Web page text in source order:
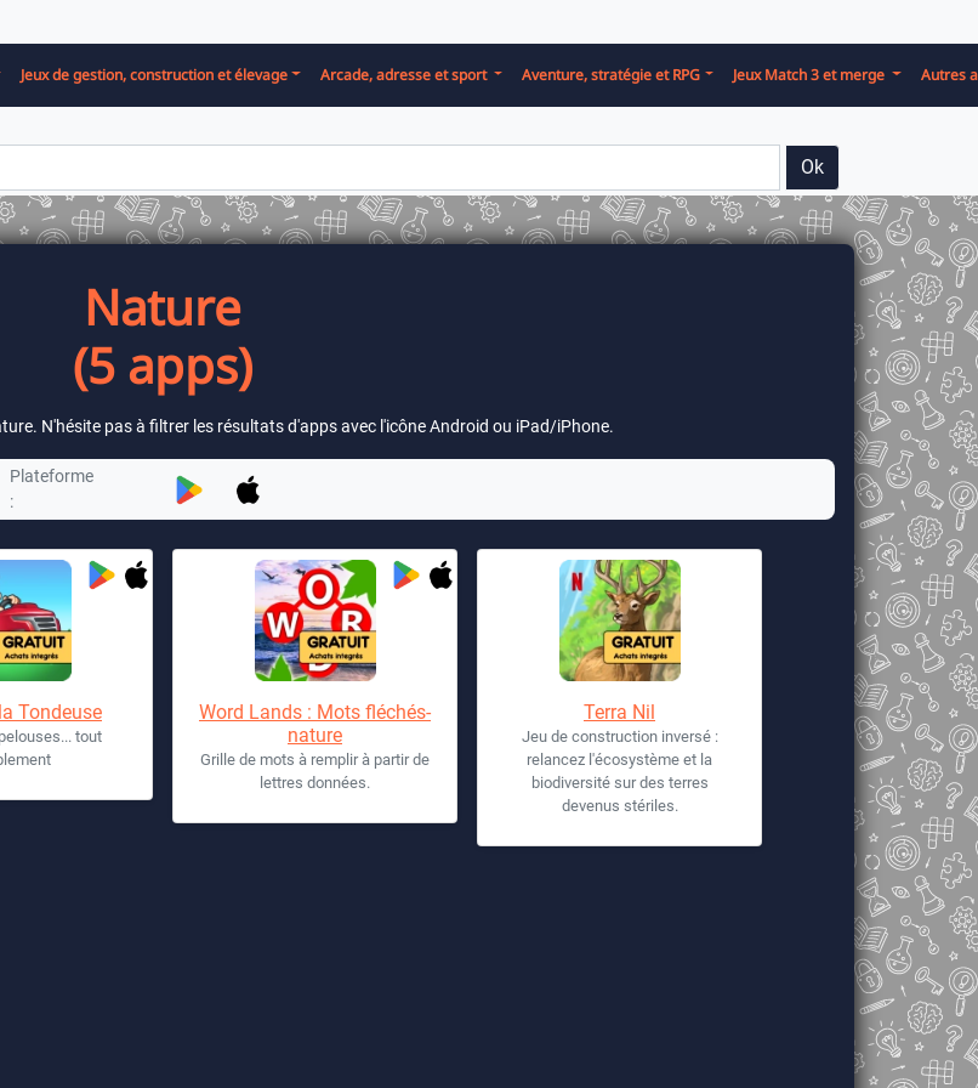
Jeux de gestion, construction et élevage Arcade, adresse et sport Aventure, stratégie et RPG Jeux Match 3 et merge Autres
Ok
Nature
(5 apps)
N'hésite pas à filtrer les résultats d'apps avec l'icône Android ou iPad/iPhone.
Plateforme
:
Tondeuse
tout
Word Lands : Mots fléchés-
nature
Grille de mots à remplir à partir de
lettres données.
Terra Nil
Jeu de construction inversé :
relancez l'écosystème et la
biodiversité sur des terres
devenus stériles.